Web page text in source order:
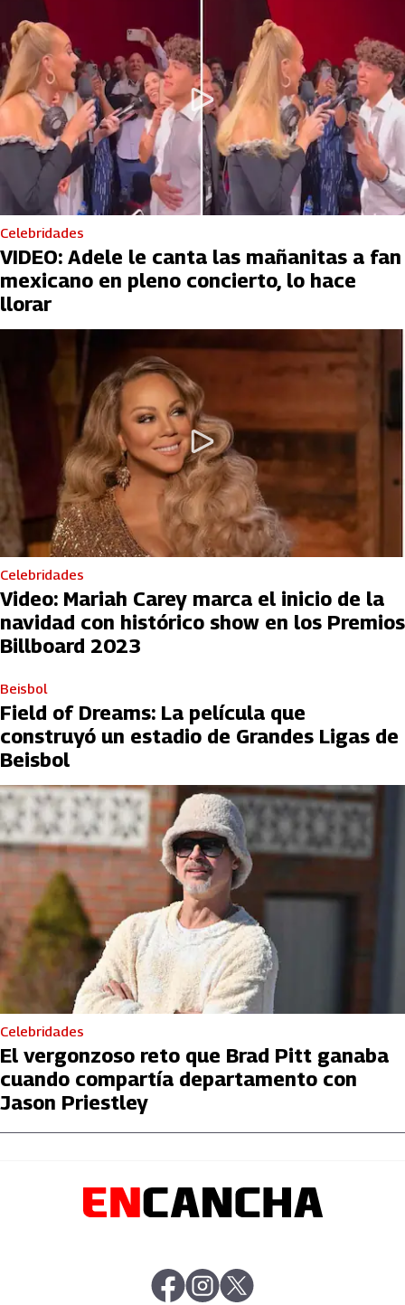
Celebridades
VIDEO: Adele le canta las mañanitas a fan
mexicano en pleno concierto, lo hace
llorar
Celebridades
Video: Mariah Carey marca el inicio de la
navidad con histórico show en los Premios
Billboard 2023
Beisbol
Field of Dreams: La película que
construyó un estadio de Grandes Ligas de
Beisbol
Celebridades
El vergonzoso reto que Brad Pitt ganaba
cuando compartía departamento con
Jason Priestley
abre en nueva pestaña
abre en nueva pestaña